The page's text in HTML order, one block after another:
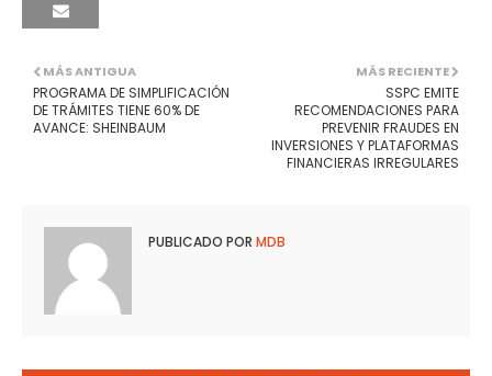
MÁS RECIENTE
SSPC EMITE
RECOMENDACIONES PARA
PREVENIR FRAUDES EN
INVERSIONES Y PLATAFORMAS
FINANCIERAS IRREGULARES
MÁS ANTIGUA
PROGRAMA DE SIMPLIFICACIÓN
DE TRÁMITES TIENE 60% DE
AVANCE: SHEINBAUM
PUBLICADO POR MDB